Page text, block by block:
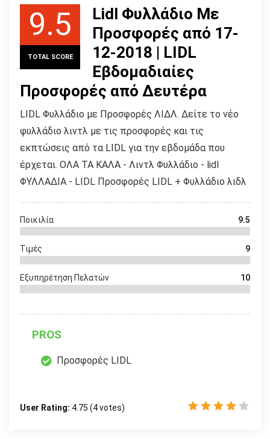
9.5
TOTAL SCORE
Lidl Φυλλάδιο Με
Προσφορές από 17-
12-2018 | LIDL
Εβδομαδιαίες
Προσφορές από Δευτέρα
LIDL Φυλλάδιο με Προσφορές ΛΙΔΛ. Δείτε το νέο
φυλλάδιο λιντλ με τις προσφορές και τις
εκπτώσεις από τα LIDL για την εβδομάδα που
έρχεται. ΟΛΑ ΤΑ ΚΑΛΑ - Λιντλ Φυλλάδιο - lidl
ΦΥΛΛΑΔΙΑ - LIDL Προσφορές LIDL + Φυλλάδιο λιδλ
Ποικιλία 9.5
Τιμές 9
Εξυπηρέτηση Πελατών 10
PROS
Προσφορές LIDL
User Rating: 4.75 (4votes)